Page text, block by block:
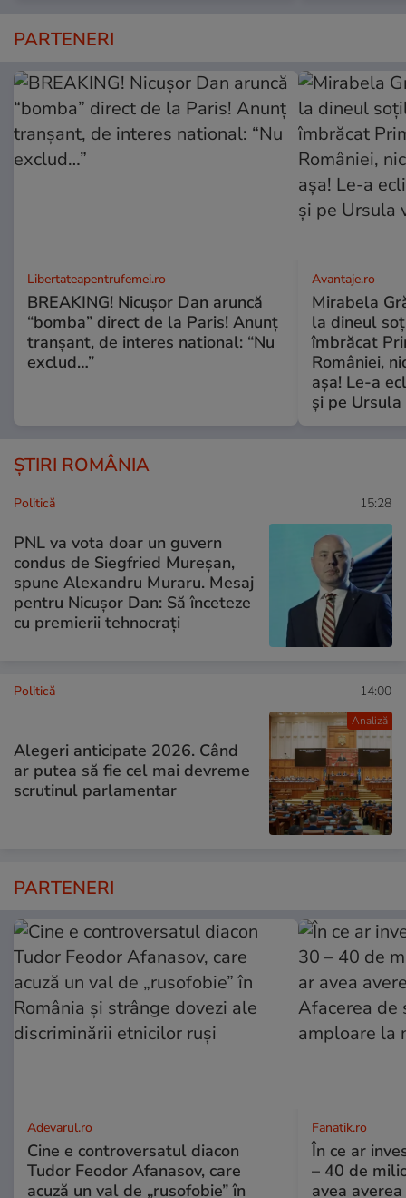
PARTENERI
Libertateapentrufemei.ro
BREAKING! Nicușor Dan aruncă
“bomba” direct de la Paris! Anunț
tranșant, de interes national: “Nu
exclud…”
Avantaje.ro
Mirabela
la dineul
îmbrăcat
României,
așa! Le-a
și pe
ȘTIRI ROMÂNIA
Politică 15:28
PNL va vota doar un guvern
condus de Siegfried Mureșan,
spune Alexandru Muraru. Mesaj
pentru Nicușor Dan: Să înceteze
cu premierii tehnocrați
Analiză
Politică 14:00
Alegeri anticipate 2026. Când
ar putea să fie cel mai devreme
scrutinul parlamentar
PARTENERI
Adevarul.ro
Cine e controversatul diacon
Tudor Feodor Afanasov, care
acuză un val de „rusofobie” în
Fanatik.ro
În ce ar
– 40 de
avea